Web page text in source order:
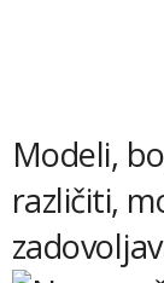
Modeli,
različiti,